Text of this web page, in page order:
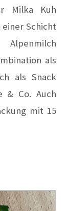
Milka Kuh
Schicht
als
als Snack
& Co. Auch
mit 15